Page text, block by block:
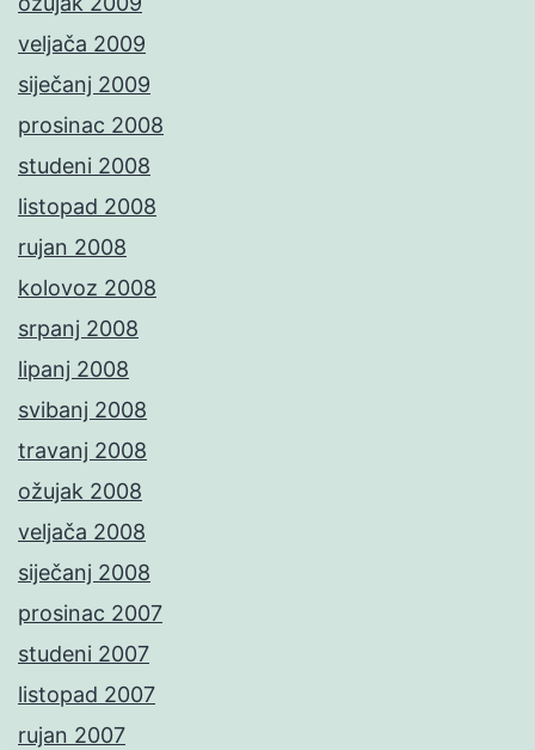
veljača 2009
siječanj 2009
prosinac 2008
studeni 2008
listopad 2008
rujan 2008
kolovoz 2008
srpanj 2008
lipanj 2008
svibanj 2008
travanj 2008
ožujak 2008
veljača 2008
siječanj 2008
prosinac 2007
studeni 2007
listopad 2007
rujan 2007